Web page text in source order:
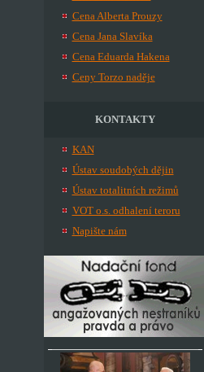
Cena Alberta Prouzy
Cena Jana Slavíka
Cena Eduarda Hakena
Ceny Torzo naděje
KONTAKTY
KAN
Ústav soudobých dějin
Ústav totalitních režimů
VOT o.s. odhalení teroru
Napište nám